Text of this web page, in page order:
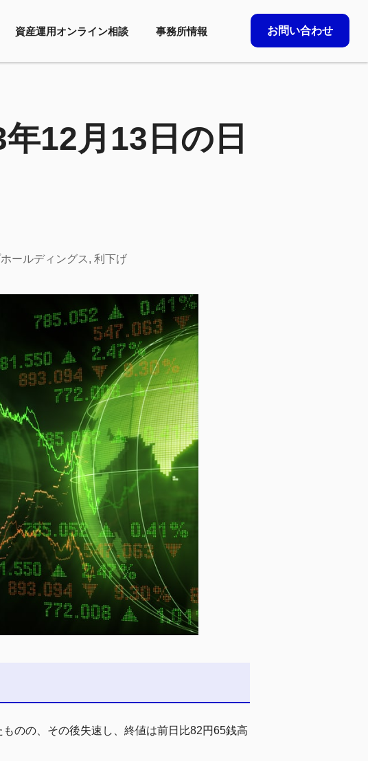
資産運用オンライン相談 事務所情報 お問い合わせ
12月13日の日
ールディングス , 利下げ
のの、その後失速し、終値は前日比82円65銭高